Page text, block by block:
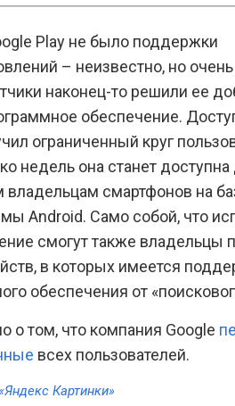
Play не было поддержки
– неизвестно, но
наконец-то решили ее
обеспечение.
ограниченный круг
недель она станет доступна
владельцам смартфонов на
Android. Само собой, что
смогут также владельцы
в которых имеется
обеспечения от
о том, что компания Google
всех пользователей.
Картинки»